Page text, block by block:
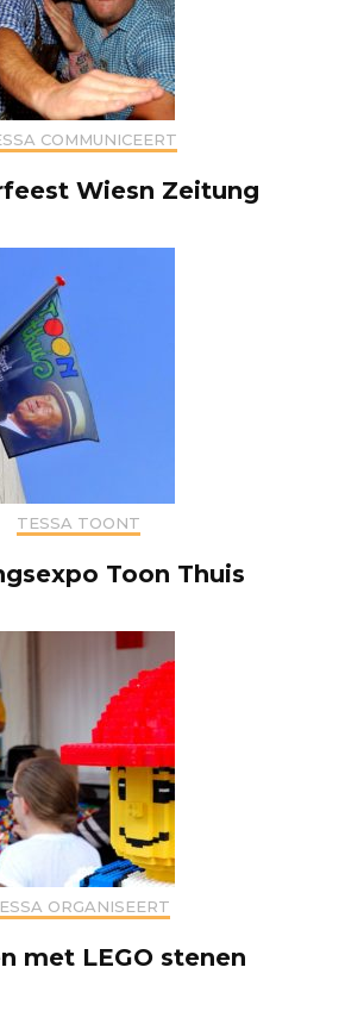
COMMUNICEERT
Wiesn Zeitung
TESSA TOONT
Toon Thuis
ORGANISEERT
met LEGO stenen